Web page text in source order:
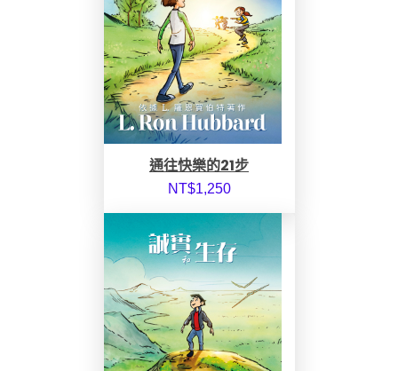
通往快樂的21步
NT$1,250